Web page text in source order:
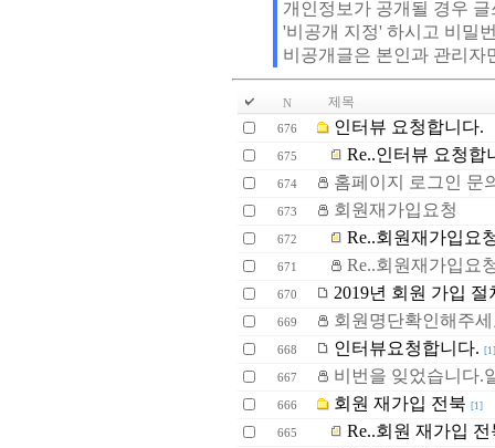
개인정보가 공개될 경우
'비공개 지정' 하시고 비밀
비공개글은 본인과 관리자
N 제목
676 인터뷰 요청합니다.
675 Re..인터뷰 요청합
674 홈페이지 로그인 문
673 회원재가입요청
672 Re..회원재가입요
671 Re..회원재가입요
670 2019년 회원 가입 절
669 회원명단확인해주
668 인터뷰요청합니다. [1]
667 비번을 잊었습니다.
666 회원 재가입 전북 [1]
665 Re..회원 재가입 전